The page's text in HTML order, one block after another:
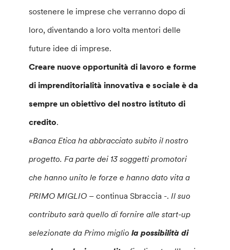
sostenere le imprese che verranno dopo di
loro, diventando a loro volta mentori delle
future idee di imprese.
Creare nuove opportunità di lavoro e forme
di imprenditorialità innovativa e sociale è da
sempre un obiettivo del nostro istituto di
credito.
«Banca Etica ha abbracciato subito il nostro
progetto. Fa parte dei 13 soggetti promotori
che hanno unito le forze e hanno dato vita a
PRIMO MIGLIO – continua Sbraccia -.Il suo
contributo sarà quello di fornire alle start-up
selezionate da Primo migliola possibilità di